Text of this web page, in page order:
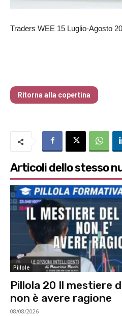
Traders WEE 15 Luglio-Agosto
Ritorna alla copertina
Articoli dello stesso
Pillole
Pillola 20 Il mestiere
non è avere ragione
08/08/2026